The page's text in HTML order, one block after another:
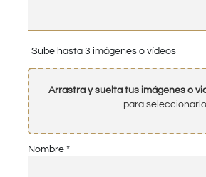
Sube hasta 3 imágenes o vídeos
Arrastra y suelta tus imágenes o
para
Nombre *